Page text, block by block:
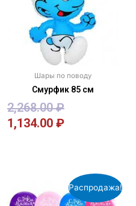
Шары по поводу
Смурфик 85 см
2,268.00₽
1,134.00 ₽
Распродажа!